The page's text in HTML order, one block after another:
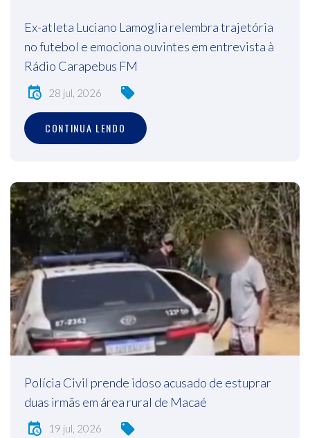
Ex-atleta Luciano Lamoglia relembra trajetória
no futebol e emociona ouvintes em entrevista à
Rádio Carapebus FM
28 jul, 2026
CONTINUA LENDO
Polícia Civil prende idoso acusado de estuprar
duas irmãs em área rural de Macaé
19 jul, 2026